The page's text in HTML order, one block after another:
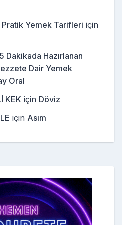
Pratik Yemek Tarifleri için
Dakikada Hazırlanan
Dair Yemek
Oral
KEK için Döviz
için Asım